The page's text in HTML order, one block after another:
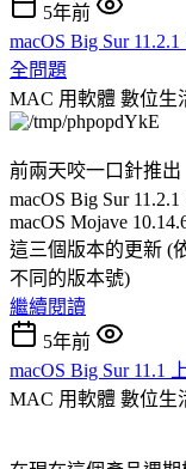
5年前
macOS Big Sur
全問題
MAC 用軟體 數位生
前兩天咬一口針推出
macOS Big Sur
macOS Mojave
這三個版本的更新 (
不同的版本號)
繼續閱讀
5年前
macOS Big Sur 11.1
MAC 用軟體 數位生